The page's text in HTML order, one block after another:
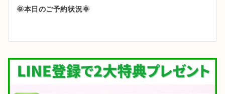
ゲ
シ
ョ
ン
🌞本日のご予約状況🌞